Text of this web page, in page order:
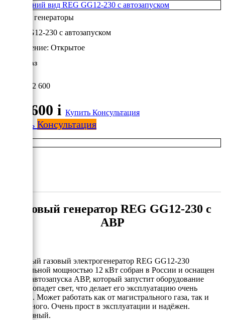
Газовые генераторы
REG GG12-230 с автозапуском
Исполнение: Открытое
12 кВт/Газ
352 600
352 600 i Купить Консультация
Купить Консультация
Газовый генератор REG GG12-230 с
АВР
Надёжный газовый электрогенератор REG GG12-230
номинальной мощностью 12 кВт собран в России и оснащен
блоком автозапуска АВР, который запустит оборудование
когда пропадет свет, что делает его эксплуатацию очень
удобной. Может работать как от магистрального газа, так и
сжиженного. Очень прост в эксплуатации и надёжен.
Однофазный.